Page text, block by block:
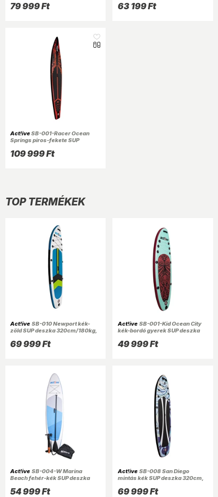
79 999 Ft 63 199 Ft
Act!iveSB-001-Racer Ocean
Springs piros-fekete SUP
tartozékokkal
109 999 Ft
TOP TERMÉKEK
Act!ive SB-010 Newport kék-
zöld SUP deszka 320cm/180kg,
69 999 Ft
Act!ive SB-001-Kid Ocean City
kék-bordó gyerek SUP deszka
49 999 Ft
Act!ive SB-004-W Marina
Beach fehér-kék SUP deszka
54 999 Ft
Act!ive SB-008 San Diego
mintás kék SUP deszka 320cm,
69 999 Ft